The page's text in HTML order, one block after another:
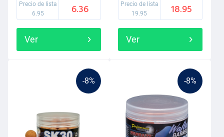
Precio de lista
6.95
6.36
Ver
Precio de lista
19.95
18.95
Ver
-8% -8%